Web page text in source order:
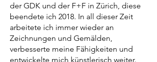
der GDK und der F+F in Zürich, diese
beendete ich 2018. In all dieser Zeit
arbeitete ich immer wieder an
Zeichnungen und Gemälden,
verbesserte meine Fähigkeiten und
entwickelte mich künstlerisch weiter.